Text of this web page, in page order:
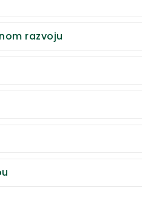
razvoju